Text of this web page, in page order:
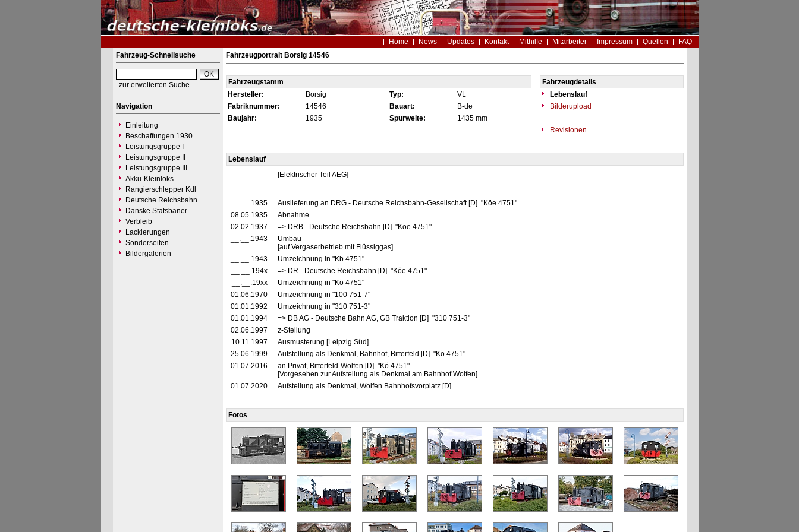
Home News Updates Kontakt Mithilfe Mitarbeiter Impressum Quellen
FAQ
Fahrzeug-Schnellsuche
zur erweiterten Suche
Navigation
Einleitung
Beschaffungen 1930
Leistungsgruppe I
Leistungsgruppe II
Leistungsgruppe III
Akku-Kleinloks
Rangierschlepper Kdl
Deutsche Reichsbahn
Danske Statsbaner
Verbleib
Lackierungen
Sonderseiten
Bildergalerien
Fahrzeugportrait Borsig 14546
Fahrzeugstamm
Fahrzeugdetails
Hersteller:
Borsig Typ: VL
Lebenslauf
Fabriknummer:
14546 Bauart: B-de
Bilderupload
Baujahr:
1935 Spurweite:
1435 mm
Revisionen
Lebenslauf
[Elektrischer Teil AEG]
__.__.1935
Auslieferung an DRG - Deutsche Reichsbahn-Gesellschaft [D] "Köe 4751"
08.05.1935
Abnahme
02.02.1937
=> DRB - Deutsche Reichsbahn [D] "Köe 4751"
__.__.1943
Umbau
[auf Vergaserbetrieb mit Flüssiggas]
__.__.1943
Umzeichnung in "Kb 4751"
__.__.194x
=> DR - Deutsche Reichsbahn [D] "Köe 4751"
__.__.19xx
Umzeichnung in "Kö 4751"
01.06.1970
Umzeichnung in "100 751-7"
01.01.1992
Umzeichnung in "310 751-3"
01.01.1994
=> DB AG - Deutsche Bahn AG, GB Traktion [D] "310 751-3"
02.06.1997
z-Stellung
10.11.1997
Ausmusterung [Leipzig Süd]
25.06.1999
Aufstellung als Denkmal, Bahnhof, Bitterfeld [D] "Kö 4751"
01.07.2016
an Privat, Bitterfeld-Wolfen [D] "Kö 4751"
[Vorgesehen zur Aufstellung als Denkmal am Bahnhof Wolfen]
01.07.2020
Aufstellung als Denkmal, Wolfen Bahnhofsvorplatz [D]
Fotos